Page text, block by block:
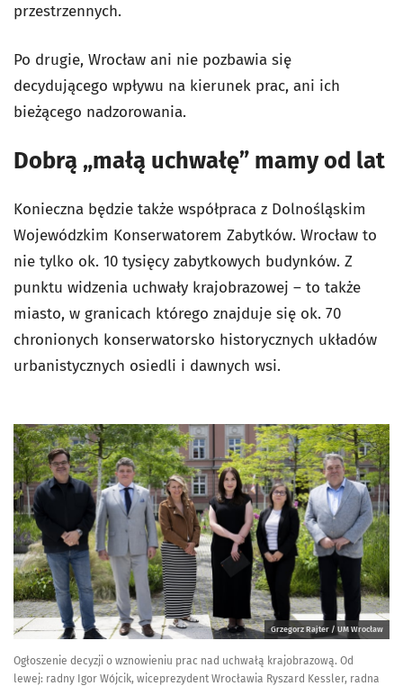
przestrzennych.
Po drugie, Wrocław ani nie pozbawia się
decydującego wpływu na kierunek prac, ani ich
bieżącego nadzorowania.
Dobrą „małą uchwałę” mamy od lat
Konieczna będzie także współpraca z Dolnośląskim
Wojewódzkim Konserwatorem Zabytków. Wrocław to
nie tylko ok. 10 tysięcy zabytkowych budynków. Z
punktu widzenia uchwały krajobrazowej – to także
miasto, w granicach którego znajduje się ok. 70
chronionych konserwatorsko historycznych układów
urbanistycznych osiedli i dawnych wsi.
Grzegorz Rajter / UM Wrocław
Ogłoszenie decyzji o wznowieniu prac nad uchwałą krajobrazową. Od
lewej: radny Igor Wójcik, wiceprezydent Wrocławia Ryszard Kessler, radna